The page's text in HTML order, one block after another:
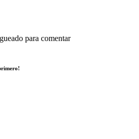
para comentar